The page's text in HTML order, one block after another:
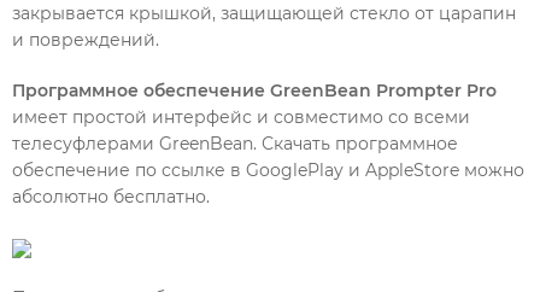
закрывается крышкой, защищающей стекло от царапин
и повреждений.
Программное обеспечение GreenBean Prompter Pro
имеет простой интерфейс и совместимо со всеми
телесуфлерами GreenBean. Скачать программное
обеспечение по ссылке в GooglePlay и AppleStore можно
абсолютно бесплатно.